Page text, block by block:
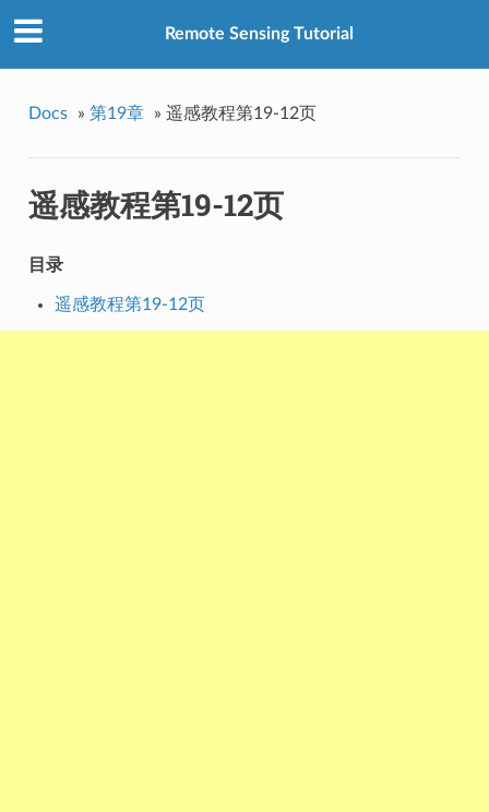
Remote Sensing Tutorial
Docs » 第19章 » 遥感教程第19-12页
遥感教程第19-12页
目录
遥感教程第19-12页